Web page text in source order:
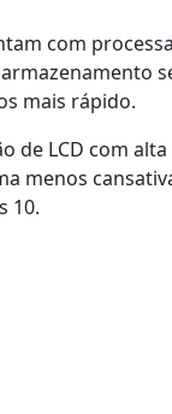
com
mais rápido.
de LCD com
menos
10.